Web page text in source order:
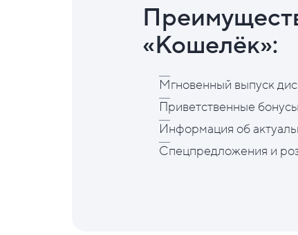
«Кошелёк»:
Мгновенный выпуск
Приветственные бонусы
Информация об
Спецпредложения и